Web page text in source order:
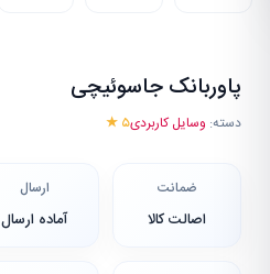
پاوربانک جاسوئیچی
دسته: وسایل کاربردی۵ ★
ضمانت
اصالت کالا
ارسال
آماده ارسال